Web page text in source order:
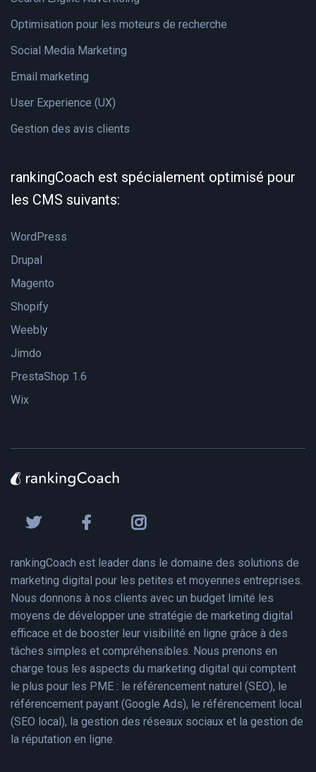
Optimisation pour les moteurs de recherche
Social Media Marketing
Email marketing
User Experience (UX)
Gestion des avis clients
rankingCoach est spécialement optimisé pour
les CMS suivants:
WordPress
Drupal
Magento
Shopify
Weebly
Jimdo
PrestaShop 1.6
Wix
rankingCoach est leader dans le domaine des solutions de
marketing digital pour les petites et moyennes entreprises.
Nous donnons à nos clients avec un budget limité les
moyens de développer une stratégie de marketing digital
efficace et de booster leur visibilité en ligne grâce à des
tâches simples et compréhensibles. Nous prenons en
charge tous les aspects du marketing digital qui comptent
le plus pour les PME : le référencement naturel (SEO), le
référencement payant (Google Ads), le référencement local
(SEO local), la gestion des réseaux sociaux et la gestion de
la réputation en ligne.